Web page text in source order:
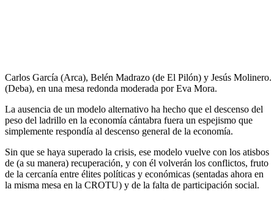
Carlos García (Arca), Belén Madrazo (de El Pilón) y Jesús Molinero.
(Deba), en una mesa redonda moderada por Eva Mora.
La ausencia de un modelo alternativo ha hecho que el descenso del
peso del ladrillo en la economía cántabra fuera un espejismo que
simplemente respondía al descenso general de la economía.
Sin que se haya superado la crisis, ese modelo vuelve con los atisbos
de (a su manera) recuperación, y con él volverán los conflictos, fruto
de la cercanía entre élites políticas y económicas (sentadas ahora en
la misma mesa en la CROTU) y de la falta de participación social.